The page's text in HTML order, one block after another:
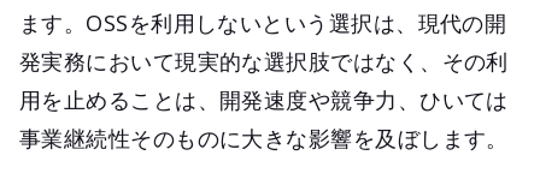
ます。OSSを利用しないという選択は、現代の開
発実務において現実的な選択肢ではなく、その利
用を止めることは、開発速度や競争力、ひいては
事業継続性そのものに大きな影響を及ぼします。